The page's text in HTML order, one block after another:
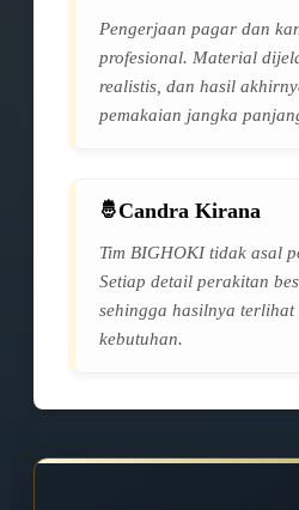
Pengerjaan pagar dan
profesional. Material
realistis, dan hasil
pemakaian jangka
Candra Kirana
Tim BIGHOKI tidak asal
Setiap detail perakitan
sehingga hasilnya terlihat
kebutuhan.